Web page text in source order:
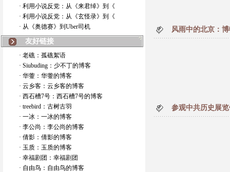
· 利用小说反党：从《来君绰》到《
· 利用小说反党：从《玄怪录》到《
· 从《奥德赛》到Uber司机
友好链接
· 老礁：孤礁絮语
· Siubuding：少不丁的博客
· 华蓥：华蓥的博客
· 云乡客：云乡客的博客
· 西石槽7号：西石槽7号的博客
· treebird：古树古羽
· 一冰：一冰的博客
· 李公尚：李公尚的博客
· 倩影：倩影的博客
· 玉质：玉质的博客
· 幸福剧团：幸福剧团
· 自由鸟：自由鸟的博客
风雨中的北京：
参观中共历史展